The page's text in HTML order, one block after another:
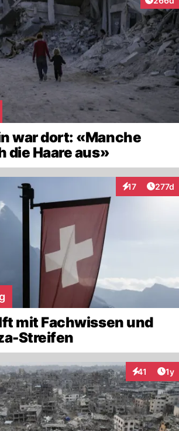
war dort: «Manche
die Haare aus»
17
Interaktionen
277d
mit Fachwissen und
Streifen
41 1y